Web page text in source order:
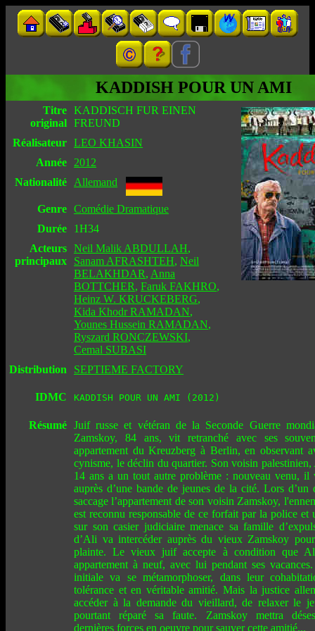
KADDISH POUR UN AMI
Titre
original
KADDISCH FUR EINEN
FREUND
Réalisateur LEO KHASIN
Année
2012
Nationalité
Allemand
Genre Comédie Dramatique
Durée
1H34
Acteurs
principaux
Neil Malik ABDULLAH,
Sanam AFRASHTEH, Neil
BELAKHDAR, Anna
BOTTCHER, Faruk FAKHRO,
Heinz W. KRUCKEBERG,
Kida Khodr RAMADAN,
Younes Hussein RAMADAN,
Ryszard RONCZEWSKI,
Cemal SUBASI
Distribution
SEPTIEME FACTORY
IDMC KADDISH POUR UN AMI (2012)
Résumé Juif russe et vétéran de la Seconde Guerre
Zamskoy, 84 ans, vit retranché avec ses
appartement du Kreuzberg à Berlin, en observant
cynisme, le déclin du quartier. Son voisin
14 ans a un tout autre problème : nouveau venu, il
auprès d’une bande de jeunes de la cité. Lors
saccage l’appartement de son voisin Zamskoy,
est reconnu responsable de ce forfait par la police et
sur son casier judiciaire menace sa famille
d’Ali va intercéder auprès du vieux Zamskoy
plainte. Le vieux juif accepte à condition que
appartement à neuf, avec lui pendant ses
initiale va se métamorphoser, dans leur
tolérance et en véritable amitié. Mais la justice
accéder à la demande du vieillard, de relaxer le
pourtant réparé sa faute. Zamskoy mettra
dernières forces en oeuvre pour sauver cette amitié...